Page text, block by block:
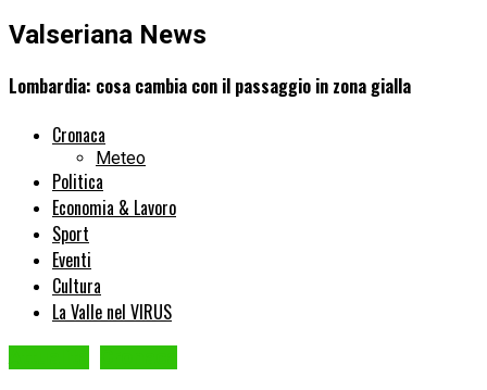
Valseriana News
Lombardia: cosa cambia con il passaggio in zona gialla
Cronaca
Meteo
Politica
Economia & Lavoro
Sport
Eventi
Cultura
La Valle nel VIRUS